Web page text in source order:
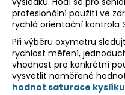
profesionální použití ve
rychlá orientační kontrola
Při výběru oxymetru
rychlost měření,
vhodnost pro konkrétní
vysvětlit naměřené
hodnot saturace kyslíku
e
t
e
n
a